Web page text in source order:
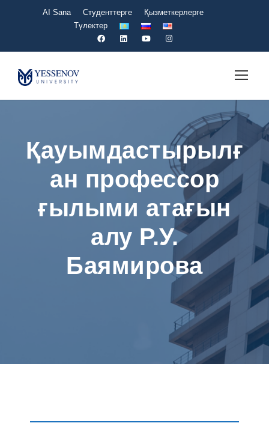
AI Sana Студенттерге
Қызметкерлерге
Түлектер
Қауымдастырылғ
ан профессор
ғылыми атағын
алу Р.У.
Баямирова